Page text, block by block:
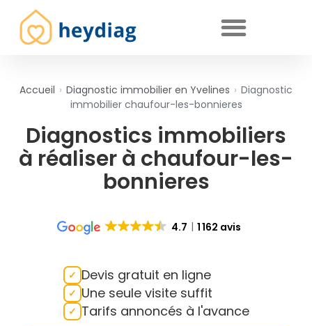
Accueil › Diagnostic immobilier en Yvelines › Diagnostic
immobilier chaufour-les-bonnieres
Diagnostics immobiliers
à réaliser à chaufour-les-
bonnieres
4.7 1 162 avis
Devis gratuit en ligne
Une seule visite suffit
Tarifs annoncés à l'avance